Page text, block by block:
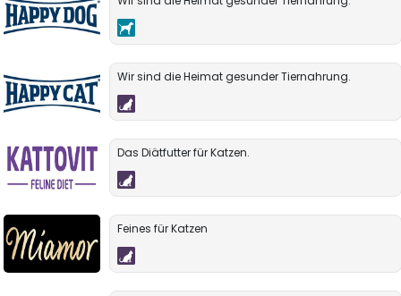
Wir sind die Heimat gesunder Tiernahrung.
Das Diätfutter für Katzen.
Feines für Katzen